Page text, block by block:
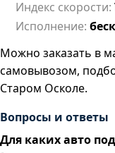
Индекс скорости:
Исполнение:
Можно заказать в
самовывозом,
Старом Осколе.
Вопросы и ответы
Для каких авто